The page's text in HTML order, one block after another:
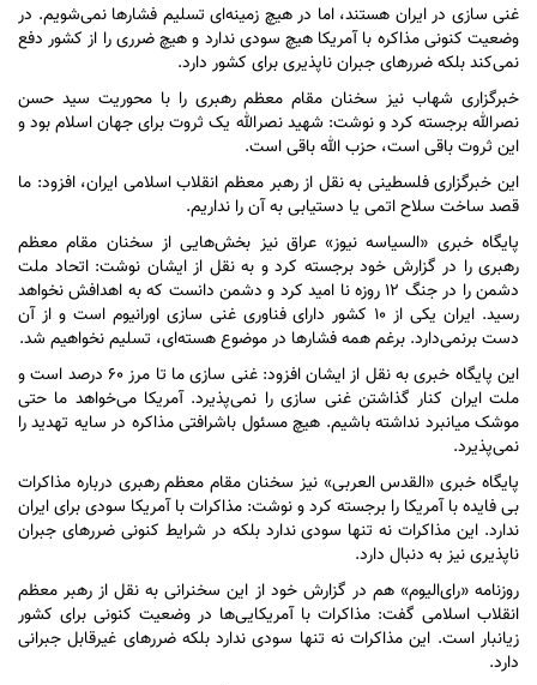
غنی سازی در ایران هستند، اما در هیچ زمینه‌ای تسلیم فشار‌ها نمی‌شویم. در
وضعیت کنونی مذاکره با آمریکا هیچ سودی ندارد و هیچ ضرری را از کشور دفع
نمی‌کند بلکه ضرر‌های جبران ناپذیری برای کشور دارد.
خبرگزاری شهاب نیز سخنان مقام معظم رهبری را با محوریت سید حسن
نصرالله برجسته کرد و نوشت: شهید نصرالله یک ثروت برای جهان اسلام بود و
این ثروت باقی است، حزب الله باقی است.
این خبرگزاری فلسطینی به نقل از رهبر معظم انقلاب اسلامی ایران، افزود: ما
قصد ساخت سلاح اتمی یا دستیابی به آن را نداریم.
پایگاه خبری «السیاسه نیوز» عراق نیز بخش‌هایی از سخنان مقام معظم
رهبری را در گزارش خود برجسته کرد و به نقل از ایشان نوشت: اتحاد ملت
دشمن را در جنگ ۱۲ روزه نا امید کرد و دشمن دانست که به اهدافش نخواهد
رسید. ایران یکی از ۱۰ کشور دارای فناوری غنی سازی اورانیوم است و از آن
دست برنمی‌دارد. برغم همه فشار‌ها در موضوع هسته‌ای، تسلیم نخواهیم شد.
این پایگاه خبری به نقل از ایشان افزود: غنی سازی ما تا مرز ۶۰ درصد است و
ملت ایران کنار گذاشتن غنی سازی را نمی‌پذیرد. آمریکا می‌خواهد ما حتی
موشک میانبرد نداشته باشیم. هیچ مسئول باشرافتی مذاکره در سایه تهدید را
نمی‌پذیرد.
پایگاه خبری «القدس العربی» نیز سخنان مقام معظم رهبری درباره مذاکرات
بی فایده با آمریکا را برجسته کرد و نوشت: مذاکرات با آمریکا سودی برای ایران
ندارد. این مذاکرات نه تنها سودی ندارد بلکه در شرایط کنونی ضرر‌های جبران
ناپذیری نیز به دنبال دارد.
روزنامه «رای‌الیوم» هم در گزارش خود از این سخنرانی به نقل از رهبر معظم
انقلاب اسلامی گفت: مذاکرات با آمریکایی‌ها در وضعیت کنونی برای کشور
زیانبار است. این مذاکرات نه تنها سودی ندارد بلکه ضرر‌های غیرقابل جبرانی
دارد.